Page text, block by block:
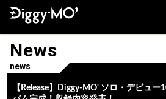
News
news
【Release】Diggy-MO' ソロ・デビュ